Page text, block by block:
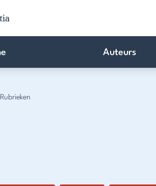
Auteurs
Rubrieken